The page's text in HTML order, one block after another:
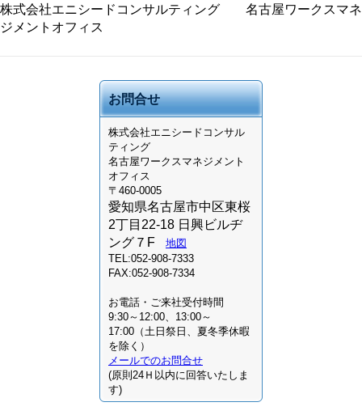
株式会社エニシードコンサルティング 名古屋ワークスマネ
ジメントオフィス
お問合せ
株式会社エニシードコンサル
ティング
名古屋ワークスマネジメント
オフィス
〒460-0005
愛知県名古屋市中区東桜
2丁目22-18 日興ビルヂ
ング７F
地図
TEL:052-908-7333
FAX:052-908-7334
お電話・ご来社受付時間
9:30～12:00、13:00～
17:00（土日祭日、夏冬季休暇
を除く）
メールでのお問合せ
(原則24Ｈ以内に回答いたしま
す)